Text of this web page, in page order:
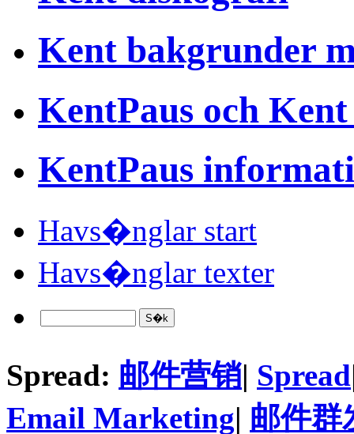
Kent bakgrunder
KentPaus och Kent
KentPaus
Havs�nglar start
Havs�nglar texter
Spread: 邮件营销| Spread
Email Marketing| 邮件群